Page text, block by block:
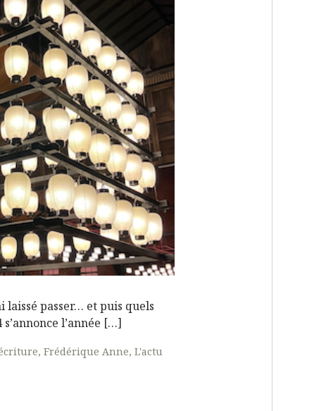
laissé passer… et puis quels
l’année […]
Frédérique Anne L'actu